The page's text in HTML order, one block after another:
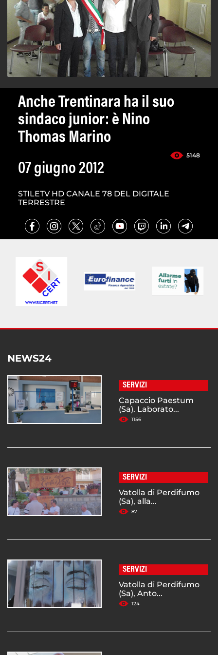
Anche Trentinara ha il suo
sindaco junior: è Nino
Thomas Marino
5148
07 giugno 2012
STILETV HD CANALE 78 DEL DIGITALE
TERRESTRE
NEWS24
SERVIZI
Capaccio Paestum
(Sa). Laborato...
1156
SERVIZI
Vatolla di Perdifumo
(Sa), alla...
87
SERVIZI
Vatolla di Perdifumo
(Sa), Anto...
124